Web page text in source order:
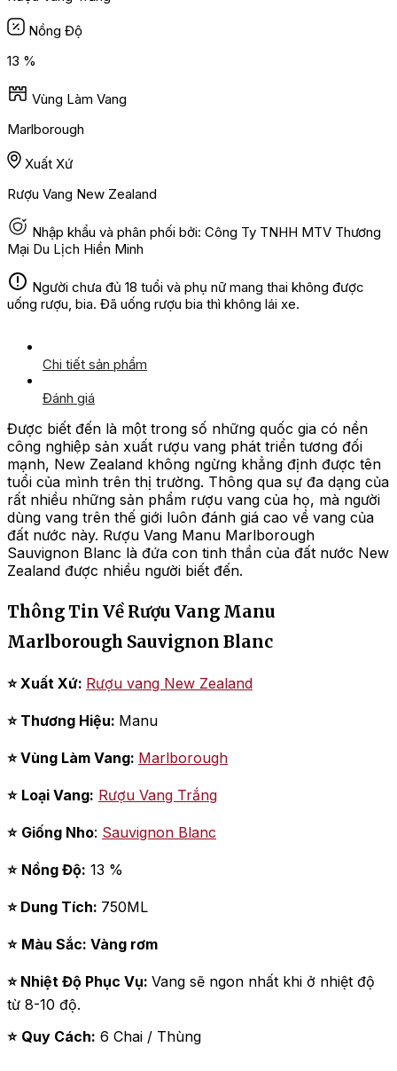
Nồng Độ
13 %
Vùng Làm Vang
Marlborough
Xuất Xứ
Rượu Vang New Zealand
Nhập khẩu và phân phối bởi: Công Ty TNHH MTV Thương
Mại Du Lịch Hiền Minh
Người chưa đủ 18 tuổi và phụ nữ mang thai không được
uống rượu, bia. Đã uống rượu bia thì không lái xe.
Chi tiết sản phẩm
Đánh giá
Được biết đến là một trong số những quốc gia có nền
công nghiệp sản xuất rượu vang phát triển tương đối
mạnh, New Zealand không ngừng khẳng định được tên
tuổi của mình trên thị trường. Thông qua sự đa dạng của
rất nhiều những sản phẩm rượu vang của họ, mà người
dùng vang trên thế giới luôn đánh giá cao về vang của
đất nước này. Rượu Vang Manu Marlborough
Sauvignon Blanc là đứa con tinh thần của đất nước New
Zealand được nhiều người biết đến.
Thông Tin Về Rượu Vang Manu
Marlborough Sauvignon Blanc
⭐ Xuất Xứ: Rượu vang New Zealand
⭐ Thương Hiệu: Manu
⭐ Vùng Làm Vang: Marlborough
⭐ Loại Vang: Rượu Vang Trắng
⭐ Giống Nho: Sauvignon Blanc
⭐ Nồng Độ: 13 %
⭐ Dung Tích: 750ML
⭐ Màu Sắc: Vàng rơm
⭐ Nhiệt Độ Phục Vụ: Vang sẽ ngon nhất khi ở nhiệt độ
từ 8-10 độ.
⭐ Quy Cách: 6 Chai / Thùng